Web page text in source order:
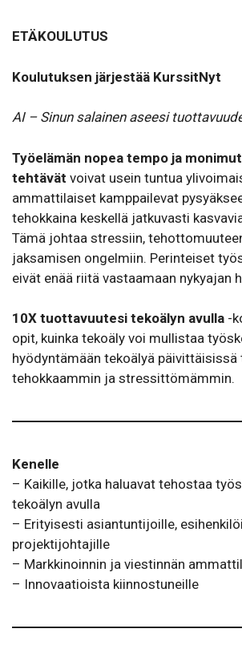
ETÄKOULUTUS
Koulutuksen järjestää KurssitNyt
AI – Sinun salainen aseesi
Työelämän nopea tempo ja
tehtävät voivat usein tuntua
ammattilaiset kamppailevat
tehokkaina keskellä jatkuvasti
Tämä johtaa stressiin,
jaksamisen ongelmiin. Perinteiset
eivät enää riitä vastaamaan nykyajan
10X tuottavuutesi tekoälyn avulla -
opit, kuinka tekoäly voi mullistaa
hyödyntämään tekoälyä
tehokkaammin ja stressittömämmin.
Kenelle
– Kaikille, jotka haluavat tehostaa
tekoälyn avulla
– Erityisesti asiantuntijoille,
projektijohtajille
– Markkinoinnin ja viestinnän
– Innovaatioista kiinnostuneille